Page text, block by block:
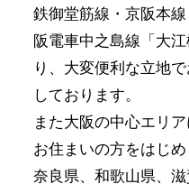
鉄御堂筋線・京阪本
阪電車中之島線「大
り、大変便利な立地
しております。
また大阪の中心エリ
お住まいの方をはじ
奈良県、和歌山県、